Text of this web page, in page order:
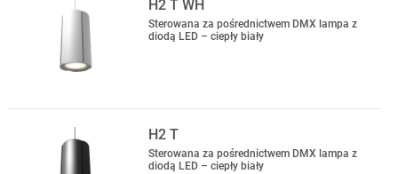
H2 T WH
Sterowana za pośrednictwem DMX lampa z
diodą LED – ciepły biały
H2 T
Sterowana za pośrednictwem DMX lampa z
diodą LED – ciepły biały